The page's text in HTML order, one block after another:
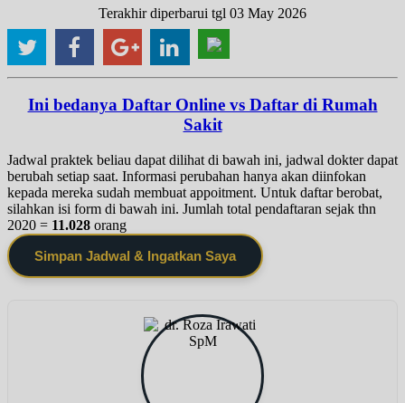
Terakhir diperbarui tgl 03 May 2026
Ini bedanya Daftar Online vs Daftar di Rumah
Sakit
Jadwal praktek beliau dapat dilihat di bawah ini, jadwal dokter dapat
berubah setiap saat. Informasi perubahan hanya akan diinfokan
kepada mereka sudah membuat appoitment. Untuk daftar berobat,
silahkan isi form di bawah ini. Jumlah total pendaftaran sejak thn
2020 = 11.028 orang
Simpan Jadwal & Ingatkan Saya